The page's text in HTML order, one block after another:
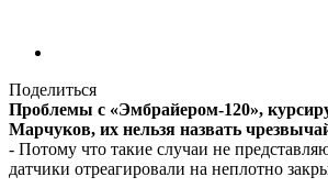
Поделиться
Проблемы с «Эмбрайером-120»,
Марчуков, их нельзя назвать
- Потому что такие случаи не
датчики отреагировали на неплотно